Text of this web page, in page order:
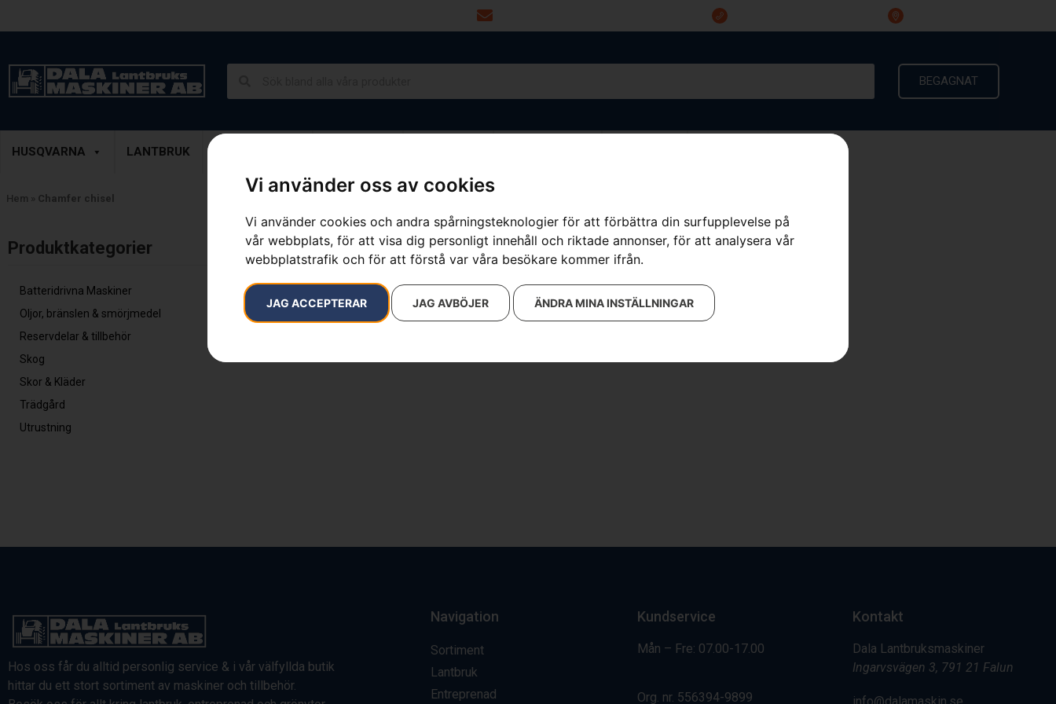
Vi använder oss av cookies
Vi använder cookies och andra spårningsteknologier för att förbättra din surfupplevelse på
vår webbplats, för att visa dig personligt innehåll och riktade annonser, för att analysera vår
webbplatstrafik och för att förstå var våra besökare kommer ifrån.
JAG ACCEPTERAR JAG AVBÖJER ÄNDRA MINA INSTÄLLNINGAR
BEGAGNAT
HUSQVARNA LANTBRUK
Hem » Chamfer chisel
Produktkategorier​
Batteridrivna Maskiner
Oljor, bränslen & smörjmedel
Reservdelar & tillbehör
Skog
Skor & Kläder
Trädgård
Utrustning
Inga resultat.
Hos oss får du alltid personlig service & i vår välfyllda butik
hittar du ett stort sortiment av maskiner och tillbehör.
Navigation
Sortiment
Lantbruk
Entreprenad
Kundservice
Mån – Fre: 07.00-17.00
Org. nr. 556394-9899
Kontakt
Dala Lantbruksmaskiner
Ingarvsvägen 3, 791 21 Falun